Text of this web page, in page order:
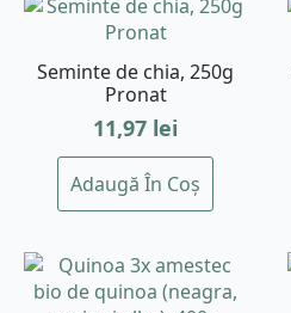
Seminte de chia, 250g
Pronat
11,97 lei
Adaugă În Coș